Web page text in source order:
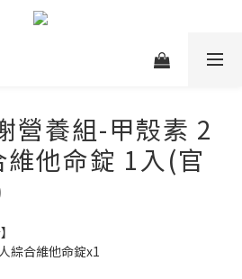
營養組-甲殼素 2
他命錠 1入(官
綜合維他命錠x1